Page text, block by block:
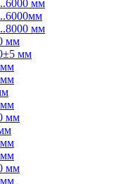
мм
мм
мм
мм
мм
мм
мм
мм
мм
мм
мм
мм